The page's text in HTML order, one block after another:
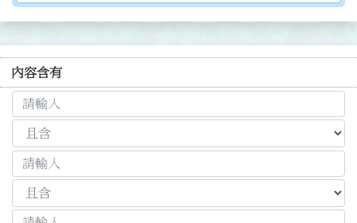
內容含有